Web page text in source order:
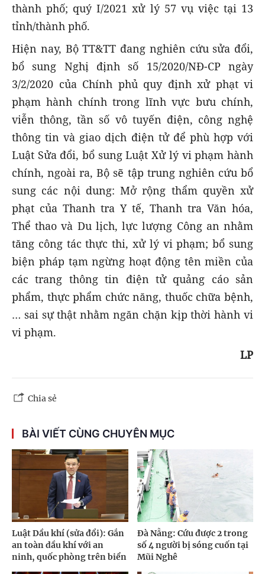
thành phố; quý I/2021 xử lý 57 vụ việc tại 13
tỉnh/thành phố.
Hiện nay, Bộ TT&TT đang nghiên cứu sửa đổi,
bổ sung Nghị định số 15/2020/NĐ-CP ngày
3/2/2020 của Chính phủ quy định xử phạt vi
phạm hành chính trong lĩnh vực bưu chính,
viễn thông, tần số vô tuyến điện, công nghệ
thông tin và giao dịch điện tử để phù hợp với
Luật Sửa đổi, bổ sung Luật Xử lý vi phạm hành
chính, ngoài ra, Bộ sẽ tập trung nghiên cứu bổ
sung các nội dung: Mở rộng thẩm quyền xử
phạt của Thanh tra Y tế, Thanh tra Văn hóa,
Thể thao và Du lịch, lực lượng Công an nhằm
tăng công tác thực thi, xử lý vi phạm; bổ sung
biện pháp tạm ngừng hoạt động tên miền của
các trang thông tin điện tử quảng cáo sản
phẩm, thực phẩm chức năng, thuốc chữa bệnh,
… sai sự thật nhằm ngăn chặn kịp thời hành vi
vi phạm.
LP
Chia sẻ
BÀI VIẾT CÙNG CHUYÊN MỤC
Luật Dầu khí (sửa đổi): Gắn
an toàn dầu khí với an
ninh, quốc phòng trên biển
Đà Nẵng: Cứu được 2 trong
số 4 người bị sóng cuốn tại
Mũi Nghê